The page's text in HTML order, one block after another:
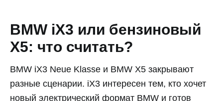
BMW iX3 или бензиновый
X5: что считать?
BMW iX3 Neue Klasse и BMW X5 закрывают
разные сценарии. iX3 интересен тем, кто хочет
новый электрический формат BMW и готов